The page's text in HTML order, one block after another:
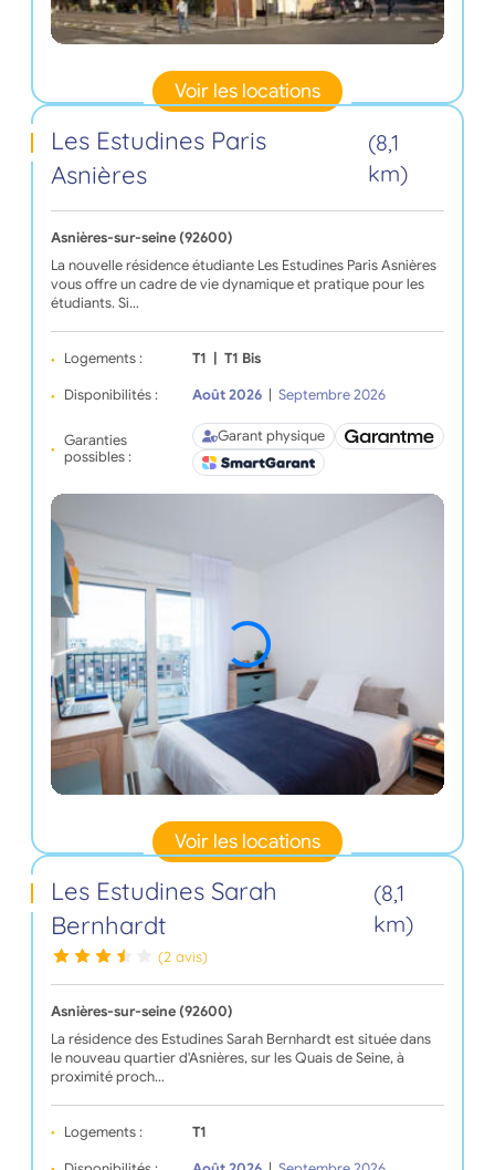
Voir les locations
Les Estudines Paris
Asnières
(8,1
km)
Asnières-sur-seine (92600)
La nouvelle résidence étudiante Les Estudines Paris Asnières
vous offre un cadre de vie dynamique et pratique pour les
étudiants. Si…
Logements : T1 T1 Bis
Disponibilités : Août 2026 Septembre 2026
Garanties
possibles :
Garant physique
Voir les locations
Les Estudines Sarah
Bernhardt
(8,1
km)
(2 avis)
Asnières-sur-seine (92600)
La résidence des Estudines Sarah Bernhardt est située dans
le nouveau quartier d'Asnières, sur les Quais de Seine, à
proximité proch…
Logements : T1